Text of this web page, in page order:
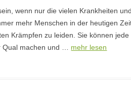
wenn nur die vielen Krankheiten
mehr Menschen in der heutigen
Krämpfen zu leiden. Sie können jede
Qual machen und … mehr lesen